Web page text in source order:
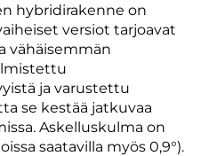
hybridirakenne on
versiot tarjoavat
vähäisemmän
ja varustettu
se kestää jatkuvaa
Askelluskulma on
saatavilla myös 0,9°).